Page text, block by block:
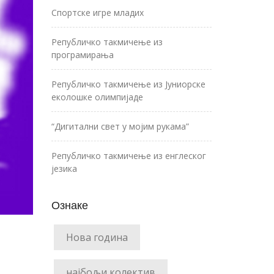
Спортске игре младих
Републичко такмичење из
програмирања
Републичко такмичење из Јуниорске
еколошке олимпијаде
“Дигитални свет у мојим рукама”
Републичко такмичење из енглеског
језика
Ознаке
Нова година